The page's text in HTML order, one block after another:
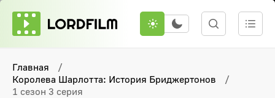
Главная
Королева Шарлотта: История Бриджертонов
1 сезон 3 серия